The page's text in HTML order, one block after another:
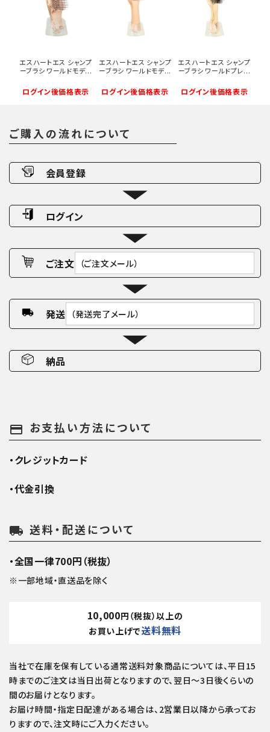
エスハートエス シャンプ
ーブラシ ワールドモデ...
ログイン後価格表示
エスハートエス シャンプ
ーブラシ ワールドモデ...
ログイン後価格表示
エスハートエス シャンプ
ーブラシ ワールドプレ...
ログイン後価格表示
ご購入の流れについて
会員登録
ログイン
ご注文 （ご注文メール）
発送 （発送完了メール）
納品
payment お支払い方法について
・クレジットカード
・代金引換
local_shipping 送料・配送について
・全国一律700円（税抜）
※一部地域・直送品を除く
10,000円（税抜）以上の
お買い上げで送料無料
当社で在庫を保有している通常送料対象商品については、平日15
時までのご注文は当日出荷となりますので、翌日～3日後くらいの
間のお届けとなります。
お届け時間・指定日配達がある場合は、2営業日以降から承ってお
りますので、注文時にご入力ください。